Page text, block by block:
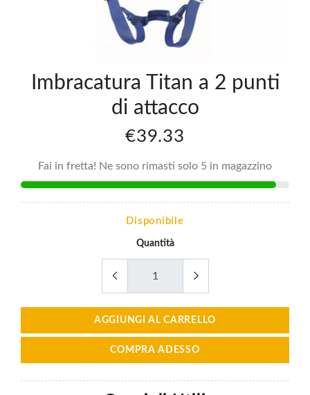
Imbracatura Titan a 2 punti
di attacco
€39.33
Fai in fretta! Ne sono rimasti solo 5 in magazzino
Disponibile
Quantità
AGGIUNGI AL CARRELLO
COMPRA ADESSO